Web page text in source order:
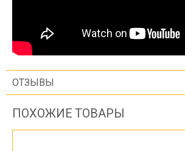
ОТЗЫВЫ
ПОХОЖИЕ ТОВАРЫ